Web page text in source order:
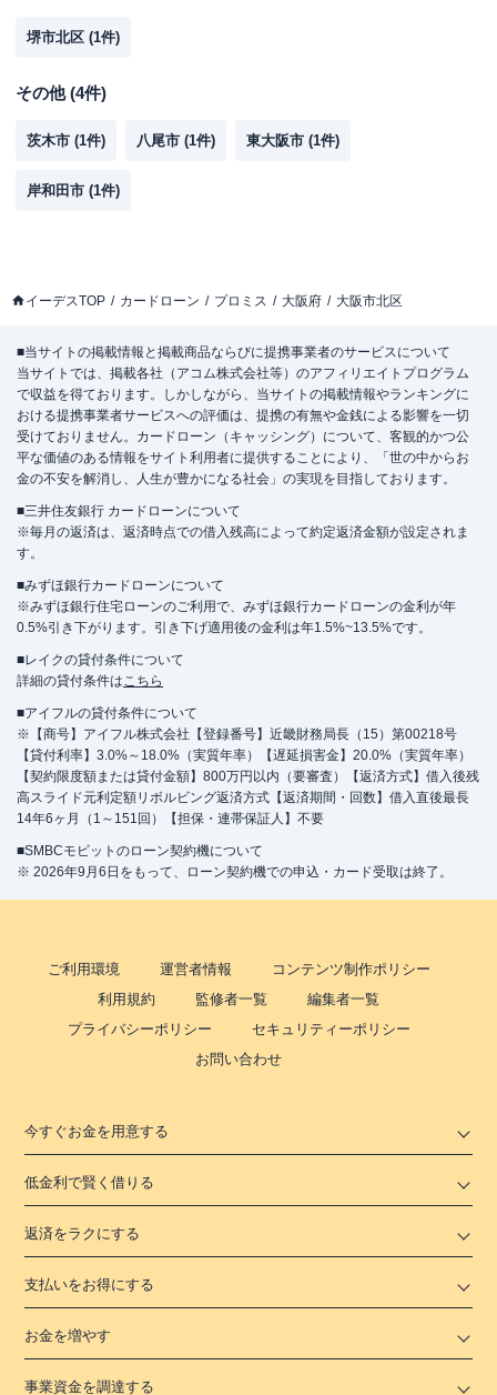
堺市北区 (1件)
その他(4件)
茨木市 (1件) 八尾市 (1件) 東大阪市 (1件)
岸和田市 (1件)
イーデスTOP カードローン プロミス 大阪府 大阪市北区
■当サイトの掲載情報と掲載商品ならびに提携事業者のサービスについて
当サイトでは、掲載各社（アコム株式会社等）のアフィリエイトプログラム
で収益を得ております。しかしながら、当サイトの掲載情報やランキングに
おける提携事業者サービスへの評価は、提携の有無や金銭による影響を一切
受けておりません。カードローン（キャッシング）について、客観的かつ公
平な価値のある情報をサイト利用者に提供することにより、「世の中からお
金の不安を解消し、人生が豊かになる社会」の実現を目指しております。
■三井住友銀行 カードローンについて
※毎月の返済は、返済時点での借入残高によって約定返済金額が設定されま
す。
■みずほ銀行カードローンについて
※みずほ銀行住宅ローンのご利用で、みずほ銀行カードローンの金利が年
0.5%引き下がります。引き下げ適用後の金利は年1.5%~13.5%です。
■レイクの貸付条件について
詳細の貸付条件はこちら
■アイフルの貸付条件について
※【商号】アイフル株式会社【登録番号】近畿財務局長（15）第00218号
【貸付利率】3.0%～18.0%（実質年率）【遅延損害金】20.0%（実質年率）
【契約限度額または貸付金額】800万円以内（要審査）【返済方式】借入後残
高スライド元利定額リボルビング返済方式【返済期間・回数】借入直後最長
14年6ヶ月（1～151回）【担保・連帯保証人】不要
■SMBCモビットのローン契約機について
※ 2026年9月6日をもって、ローン契約機での申込・カード受取は終了。
ご利用環境 運営者情報
コンテンツ制作ポリシー
利用規約
監修者一覧
編集者一覧
プライバシーポリシー
セキュリティーポリシー
お問い合わせ
今すぐお金を用意する
低金利で賢く借りる
返済をラクにする
支払いをお得にする
お金を増やす
事業資金を調達する